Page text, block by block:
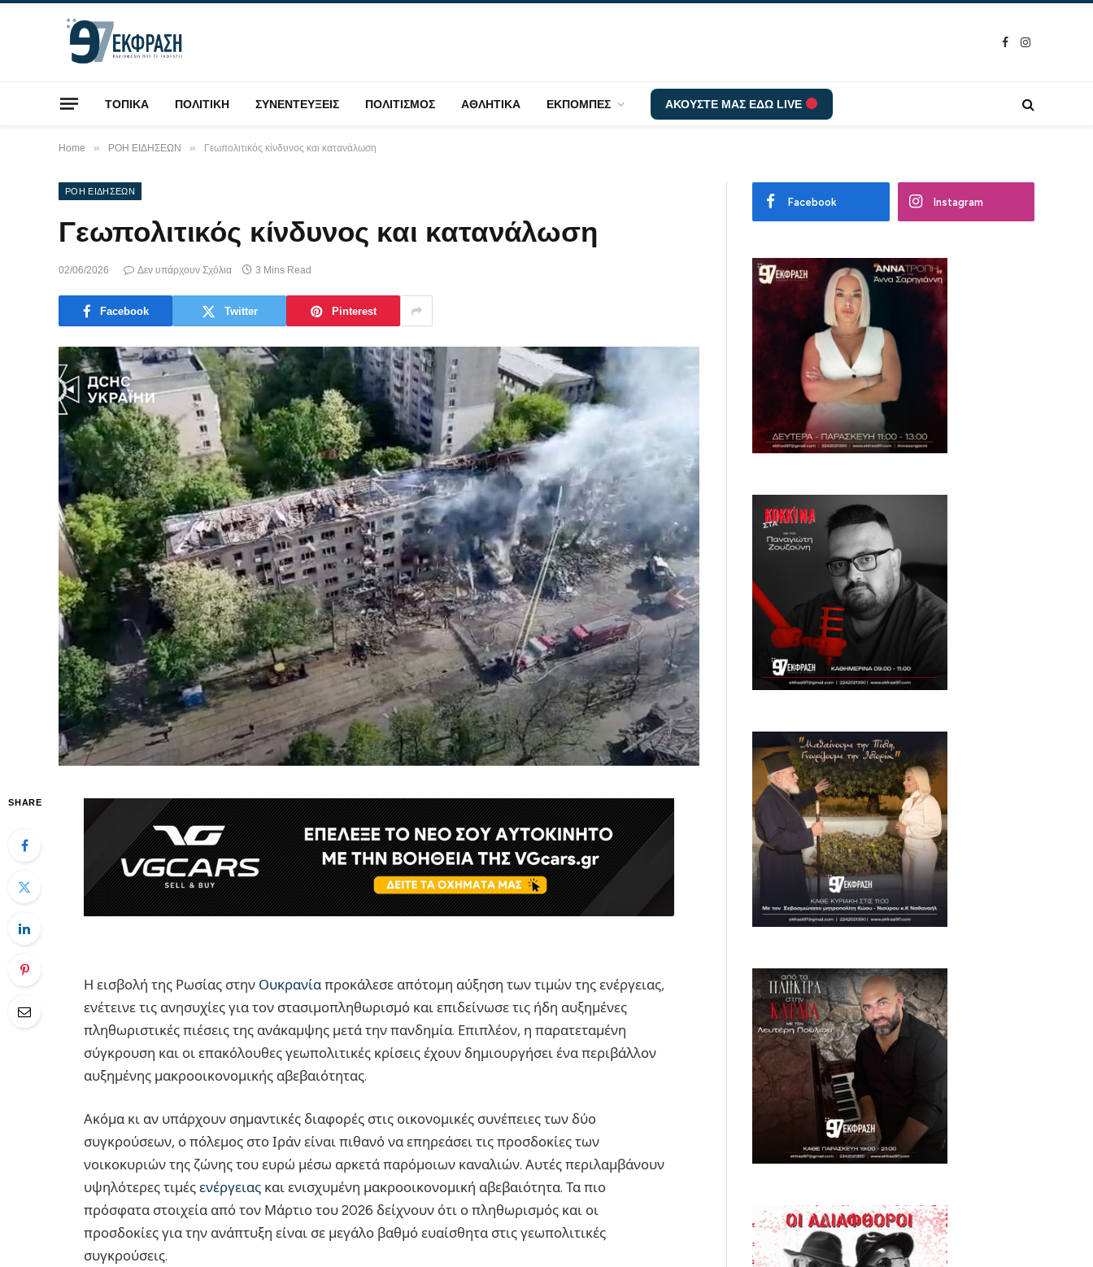
Facebook
Instagram
ΤΟΠΙΚΑ ΠΟΛΙΤΙΚΗ ΣΥΝΕΝΤΕΥΞΕΙΣ ΠΟΛΙΤΙΣΜΟΣ ΑΘΛΗΤΙΚΑ ΕΚΠΟΜΠΕΣ ΑΚΟΥΣΤΕ ΜΑΣ ΕΔΩ LIVE
Home » ΡΟΗ ΕΙΔΗΣΕΩΝ » Γεωπολιτικός κίνδυνος και κατανάλωση
ΡΟΗ ΕΙΔΗΣΕΩΝ
Γεωπολιτικός κίνδυνος και κατανάλωση
02/06/2026 Δεν υπάρχουν Σχόλια 3 Mins Read
Facebook Twitter Pinterest
SHARE
Η εισβολή της Ρωσίας στην Ουκρανία προκάλεσε απότομη αύξηση των τιμών της ενέργειας,
ενέτεινε τις ανησυχίες για τον στασιμοπληθωρισμό και επιδείνωσε τις ήδη αυξημένες
πληθωριστικές πιέσεις της ανάκαμψης μετά την πανδημία. Επιπλέον, η παρατεταμένη
σύγκρουση και οι επακόλουθες γεωπολιτικές κρίσεις έχουν δημιουργήσει ένα περιβάλλον
αυξημένης μακροοικονομικής αβεβαιότητας.
Ακόμα κι αν υπάρχουν σημαντικές διαφορές στις οικονομικές συνέπειες των δύο
συγκρούσεων, ο πόλεμος στο Ιράν είναι πιθανό να επηρεάσει τις προσδοκίες των
νοικοκυριών της ζώνης του ευρώ μέσω αρκετά παρόμοιων καναλιών. Αυτές περιλαμβάνουν
υψηλότερες τιμές ενέργειας και ενισχυμένη μακροοικονομική αβεβαιότητα. Τα πιο
πρόσφατα στοιχεία από τον Μάρτιο του 2026 δείχνουν ότι ο πληθωρισμός και οι
προσδοκίες για την ανάπτυξη είναι σε μεγάλο βαθμό ευαίσθητα στις γεωπολιτικές
συγκρούσεις.
Facebook Instagram